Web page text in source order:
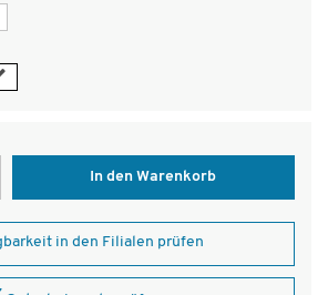
In den Warenkorb
in den Filialen prüfen